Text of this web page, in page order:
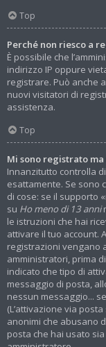
Top
Perché non riesco a
È possibile che
indirizzo IP oppure
registrare. Può anche
nuovi visitatori di
assistenza.
Top
Mi sono registrato
Innanzitutto controlla
esattamente. Se sono
di cose: se il supporto
su Ho meno di 13 anni
le istruzioni che hai
attivare il tuo account.
registrazioni vengano
amministratori, prima
indicato che tipo di
messaggio di posta,
nessun messaggio...
(L’attivazione via
anonimi che abusano
posta che hai usato